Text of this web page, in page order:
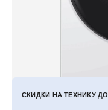
СКИДКИ НА ТЕХНИКУ ДО